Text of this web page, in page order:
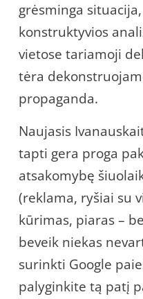
grėsminga
konstruktyvios
vietose tariamoji
tėra
propaganda.
Naujasis
tapti gera proga
atsakomybę
(reklama, ryšiai su
kūrimas, piaras –
beveik niekas
surinkti Google
palyginkite tą patį